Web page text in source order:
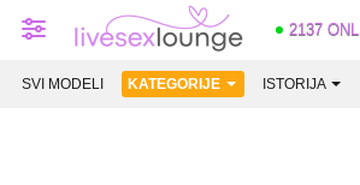
2137
SVI MODELI KATEGORIJE ISTORIJA